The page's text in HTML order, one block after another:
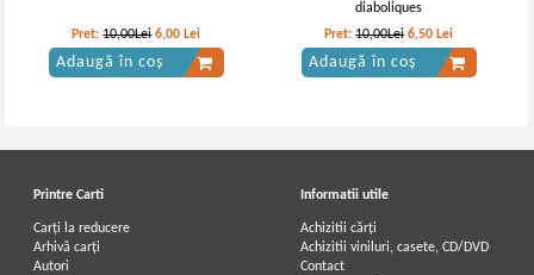
Pret:10,00Lei 6,00 Lei
Adaugă în coș
diaboliques
Pret:10,00Lei 6,50 Lei
Adaugă în coș
Printre Carti
Carți la reducere
Arhivă carți
Autori
Informatii utile
Achizitii cărți
Achizitii viniluri, casete, CD/DVD
Contact